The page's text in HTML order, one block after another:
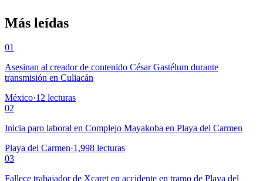
Más leídas
01
Asesinan al creador de contenido César Gastélum durante
transmisión en Culiacán
México·12 lecturas
02
Inicia paro laboral en Complejo Mayakoba en Playa del Carmen
Playa del Carmen·1,998 lecturas
03
Fallece trabajador de Xcaret en accidente en tramo de Playa del